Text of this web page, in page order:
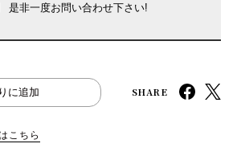
是非一度お問い合わせ下さい!
に追加 SHARE
こちら